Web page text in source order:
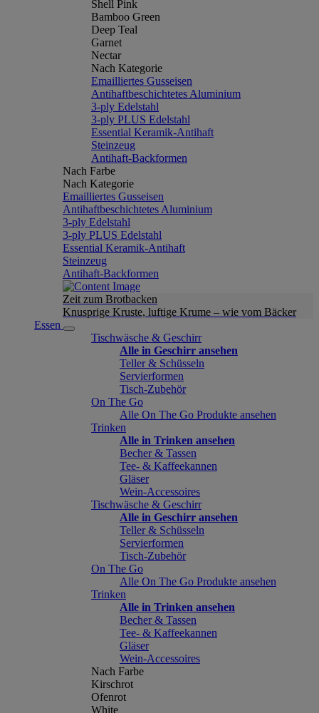
Shell Pink
Bamboo Green
Deep Teal
Garnet
Nectar
Nach Kategorie
Emailliertes Gusseisen
Antihaftbeschichtetes Aluminium
3-ply Edelstahl
3-ply PLUS Edelstahl
Essential Keramik-Antihaft
Steinzeug
Antihaft-Backformen
Nach Farbe
Nach Kategorie
Emailliertes Gusseisen
Antihaftbeschichtetes Aluminium
3-ply Edelstahl
3-ply PLUS Edelstahl
Essential Keramik-Antihaft
Steinzeug
Antihaft-Backformen
Zeit zum Brotbacken
Knusprige Kruste, luftige Krume – wie vom Bäcker
Essen
Tischwäsche & Geschirr
Alle in Geschirr ansehen
Teller & Schüsseln
Servierformen
Tisch-Zubehör
On The Go
Alle On The Go Produkte ansehen
Trinken
Alle in Trinken ansehen
Becher & Tassen
Tee- & Kaffeekannen
Gläser
Wein-Accessoires
Tischwäsche & Geschirr
Alle in Geschirr ansehen
Teller & Schüsseln
Servierformen
Tisch-Zubehör
On The Go
Alle On The Go Produkte ansehen
Trinken
Alle in Trinken ansehen
Becher & Tassen
Tee- & Kaffeekannen
Gläser
Wein-Accessoires
Nach Farbe
Kirschrot
Ofenrot
White